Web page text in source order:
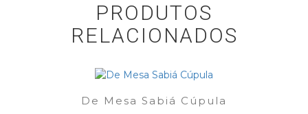
PRODUTOS
RELACIONADOS
De Mesa Sabiá Cúpula